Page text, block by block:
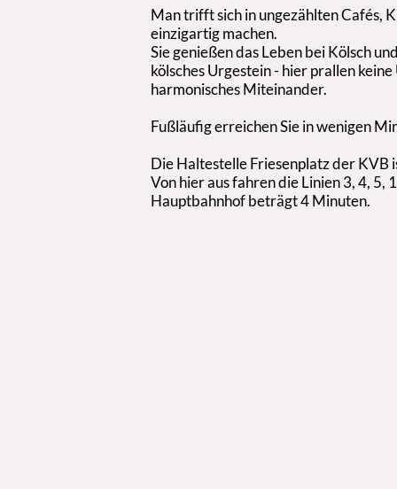
Man trifft sich in ungezählten Cafés,
einzigartig machen.
Sie genießen das Leben bei Kölsch
kölsches Urgestein - hier prallen
harmonisches Miteinander.
Fußläufig erreichen Sie in wenigen
Die Haltestelle Friesenplatz der KVB
Von hier aus fahren die Linien 3, 4,
Hauptbahnhof beträgt 4 Minuten.